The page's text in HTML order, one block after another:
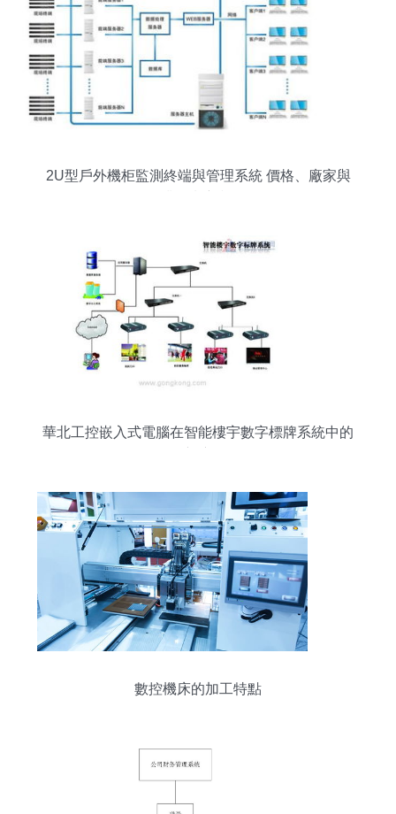
2U型戶外機柜監測終端與管理系統 價格、廠家與
華北工控嵌入式電腦在智能樓宇數字標牌系統中的
數控機床的加工特點